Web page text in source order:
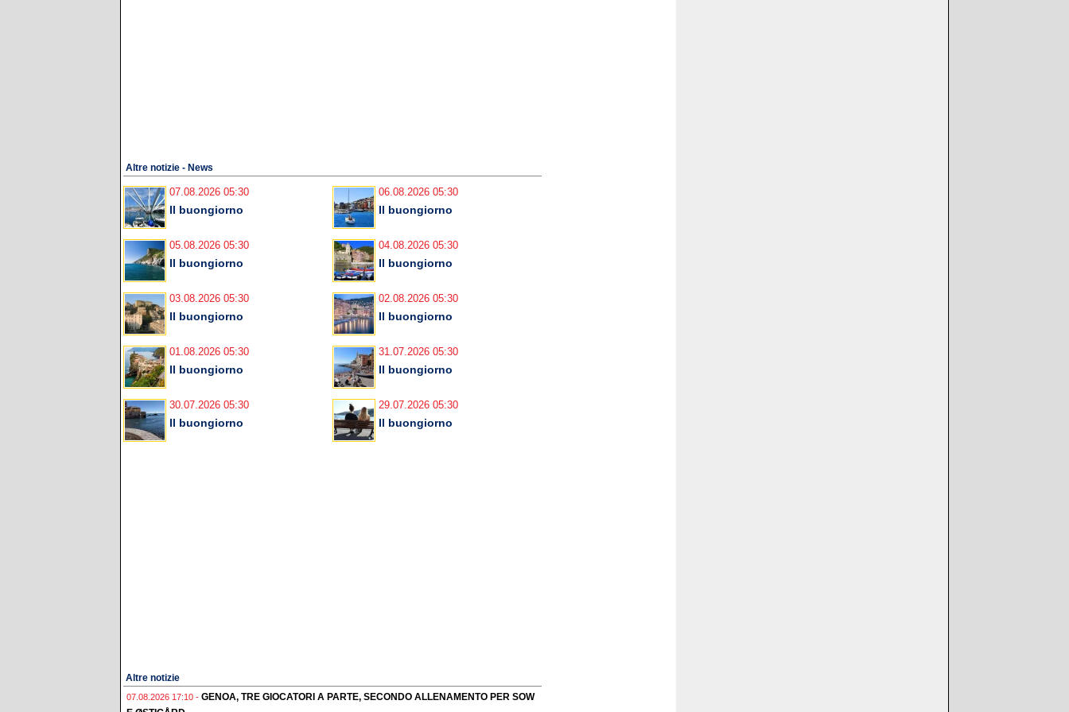
Altre notizie - News
07.08.2026 05:30
Il buongiorno
06.08.2026 05:30
Il buongiorno
05.08.2026 05:30
Il buongiorno
04.08.2026 05:30
Il buongiorno
03.08.2026 05:30
Il buongiorno
02.08.2026 05:30
Il buongiorno
01.08.2026 05:30
Il buongiorno
31.07.2026 05:30
Il buongiorno
30.07.2026 05:30
Il buongiorno
29.07.2026 05:30
Il buongiorno
Altre notizie
07.08.2026 17:10 - GENOA, TRE GIOCATORI A PARTE, SECONDO ALLENAMENTO PER SOW